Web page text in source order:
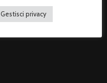
Gestisci privacy